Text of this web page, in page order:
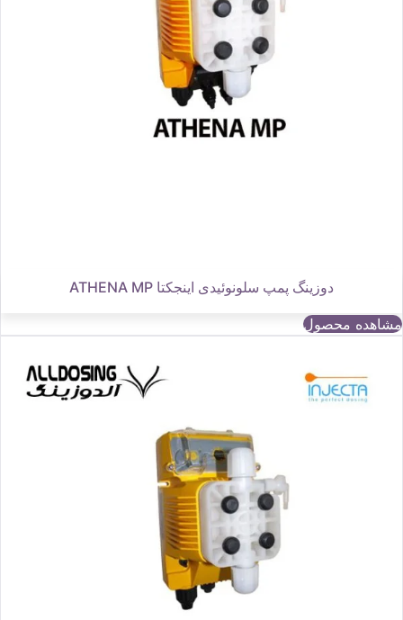
دوزینگ پمپ سلونوئیدی اینجکتا ATHENA MP
مشاهده محصول